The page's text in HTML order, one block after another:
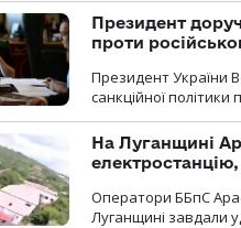
Президент
проти
Президент України
санкційної політики
На Луганщині
Оператори ББпС
Луганщині завдали